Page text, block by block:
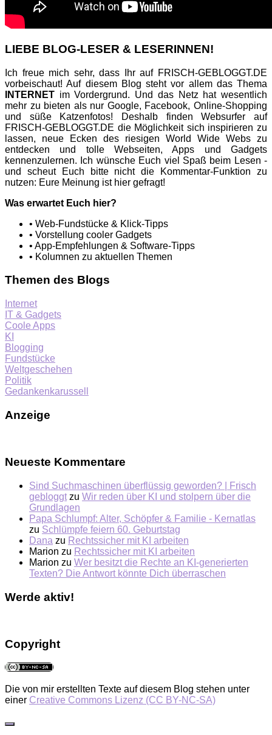
LIEBE BLOG-LESER & LESERINNEN!
Ich freue mich sehr, dass Ihr auf FRISCH-GEBLOGGT.DE
vorbeischaut! Auf diesem Blog steht vor allem das Thema
INTERNET im Vordergrund. Und das Netz hat wesentlich
mehr zu bieten als nur Google, Facebook, Online-Shopping
und süße Katzenfotos! Deshalb finden Websurfer auf
FRISCH-GEBLOGGT.DE die Möglichkeit sich inspirieren zu
lassen, neue Ecken des riesigen World Wide Webs zu
entdecken und tolle Webseiten, Apps und Gadgets
kennenzulernen. Ich wünsche Euch viel Spaß beim Lesen -
und scheut Euch bitte nicht die Kommentar-Funktion zu
nutzen: Eure Meinung ist hier gefragt!
Was erwartet Euch hier?
• Web-Fundstücke & Klick-Tipps
• Vorstellung cooler Gadgets
• App-Empfehlungen & Software-Tipps
• Kolumnen zu aktuellen Themen
Themen des Blogs
Internet
IT & Gadgets
Coole Apps
KI
Blogging
Fundstücke
Weltgeschehen
Politik
Gedankenkarussell
Anzeige
Neueste Kommentare
Sind Suchmaschinen überflüssig geworden? | Frisch
gebloggt zu Wir reden über KI und stolpern über die
Grundlagen
Papa Schlumpf: Alter, Schöpfer & Familie - Kernatlas
zu Schlümpfe feiern 60. Geburtstag
Dana zu Rechtssicher mit KI arbeiten
Marion zu Rechtssicher mit KI arbeiten
Marion zu Wer besitzt die Rechte an KI-generierten
Texten? Die Antwort könnte Dich überraschen
Werde aktiv!
Copyright
Die von mir erstellten Texte auf diesem Blog stehen unter
einer Creative Commons Lizenz (CC BY-NC-SA)